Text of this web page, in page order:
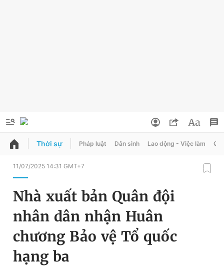
QUẢNG CÁO
Chuyên mục
Chuyên mục khác
Chào ngày mới
Đổi mật khẩu
Tin đã lưu
Tin đã xem
Thời sự Pháp luật Dân sinh Lao động - Việc làm
11/07/2025 14:31 GMT+7
Nhà xuất bản Quân đội
nhân dân nhận Huân
chương Bảo vệ Tổ quốc
hạng ba